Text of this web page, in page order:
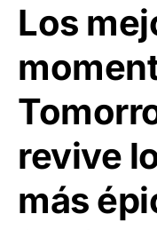
Los
revive
más